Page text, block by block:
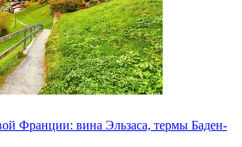
Франции: вина Эльзаса, термы Баден-